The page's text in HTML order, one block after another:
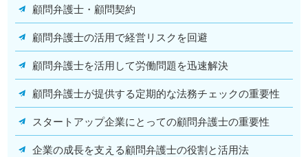
顧問弁護士・顧問契約
顧問弁護士の活用で経営リスクを回避
顧問弁護士を活用して労働問題を迅速解決
顧問弁護士が提供する定期的な法務チェックの重要性
スタートアップ企業にとっての顧問弁護士の重要性
企業の成長を支える顧問弁護士の役割と活用法